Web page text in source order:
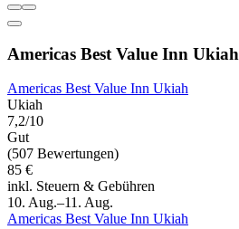
Americas Best Value Inn Ukiah
Americas Best Value Inn Ukiah
Ukiah
7,2/10
Gut
(507 Bewertungen)
85 €
inkl. Steuern & Gebühren
10. Aug.–11. Aug.
Americas Best Value Inn Ukiah